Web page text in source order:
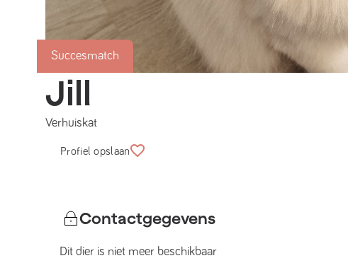
Succesmatch
Jill
Verhuiskat
Profiel opslaan
Contactgegevens
Dit dier is niet meer beschikbaar